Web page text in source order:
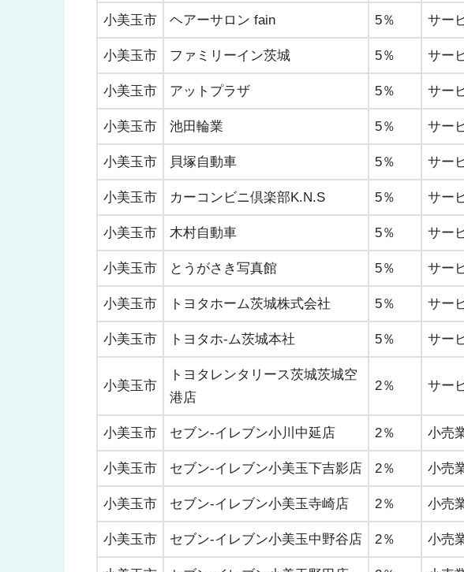
小美玉市 ヘアーサロン fain 5％ サー
小美玉市 ファミリーイン茨城 5％ サー
小美玉市 アットプラザ 5％ サー
小美玉市 池田輪業 5％ サー
小美玉市 貝塚自動車 5％ サー
小美玉市 カーコンビニ倶楽部K.N.S 5％ サー
小美玉市 木村自動車 5％ サー
小美玉市 とうがさき写真館 5％ サー
小美玉市 トヨタホーム茨城株式会社 5％ サー
小美玉市 トヨタホ-ム茨城本社 5％ サー
小美玉市
トヨタレンタリース茨城茨城空
港店
2％ サー
小美玉市 セブン-イレブン小川中延店 2％ 小売
小美玉市 セブン-イレブン小美玉下吉影店 2％ 小売
小美玉市 セブン-イレブン小美玉寺崎店 2％ 小売
小美玉市 セブン-イレブン小美玉中野谷店 2％ 小売